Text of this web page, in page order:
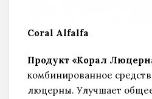
Coral Alfalfa
Продукт «Корал
комбинированное
люцерны. Улучшает